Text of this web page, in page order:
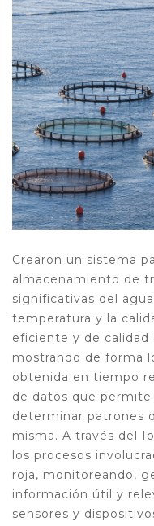
Crearon un sistema
almacenamiento de
significativas del
temperatura y la
eficiente y de calidad
mostrando de forma
obtenida en tiempo
de datos que permite
determinar patrones
misma. A través del
los procesos
roja, monitoreando,
información útil y
sensores y